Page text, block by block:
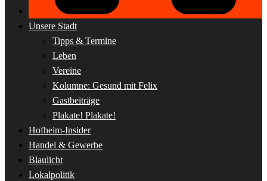
Unsere Stadt
Tipps & Termine
Leben
Vereine
Kolumne: Gesund mit Felix
Gastbeiträge
Plakate! Plakate!
Hofheim-Insider
Handel & Gewerbe
Blaulicht
Lokalpolitik